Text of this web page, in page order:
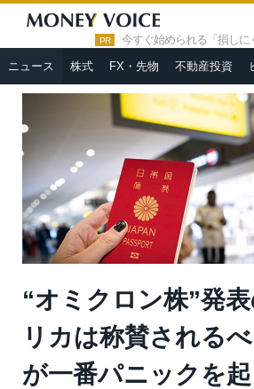
PR 今すぐ始められる「損しに
ニュース 株式 FX・先物 不動産投資
HOME » ニュース »
“オミクロン株”発
れるべき。日本が一番パニックを起こしたと
“オミクロン株”発
リカは称賛される
が一番パニックを